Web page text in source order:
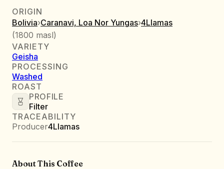
ORIGIN
Bolivia›Caranavi, Loa Nor Yungas›4Llamas
(1800 masl)
VARIETY
Geisha
PROCESSING
Washed
ROAST
PROFILE
Filter
TRACEABILITY
Producer4Llamas
About This Coffee